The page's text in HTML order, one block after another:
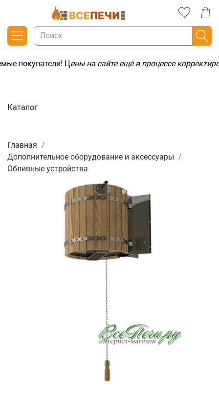
покупатели! Цены на сайте ещё в процессе
Главная
Дополнительное оборудование и аксессуары
Обливные устройства
Каталог